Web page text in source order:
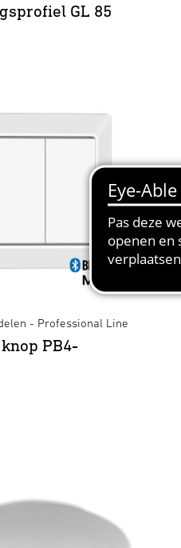
GL 85
- Professional Line
PB4-